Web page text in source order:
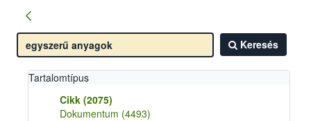
Keresés
Tartalomtípus
Cikk (2075)
Dokumentum (4493)